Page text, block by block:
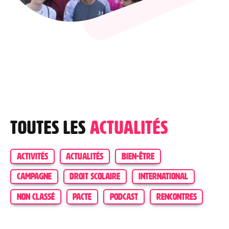
Toutes les actualités
ACTIVITÉS ACTUALITÉS
BIEN-ÊTRE
CAMPAGNE
DROIT SCOLAIRE
INTERNATIONAL
NON CLASSÉ
PACTE PODCAST RENCONTRES